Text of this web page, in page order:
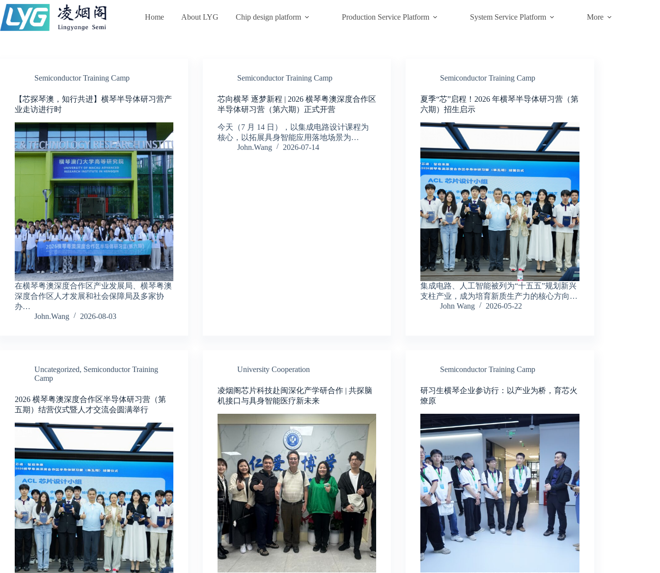
跳
过
内
Home About LYG Chip design platform Production Service Platform System Service Platform More
Semiconductor Training Camp
【芯探琴澳，知行共进】横琴半导体研习营产
业走访进行时
在横琴粤澳深度合作区产业发展局、横琴粤澳
深度合作区人才发展和社会保障局及多家协
办…
John.Wang
2026-08-03
Semiconductor Training Camp
芯向横琴 逐梦新程 | 2026 横琴粤澳深度合作区
半导体研习营（第六期）正式开营
今天（7 月 14 日），以集成电路设计课程为
核心，以拓展具身智能应用落地场景为…
John.Wang
2026-07-14
Semiconductor Training Camp
夏季“芯”启程！2026 年横琴半导体研习营（第
六期）招生启示
集成电路、人工智能被列为“十五五”规划新兴
支柱产业，成为培育新质生产力的核心方向…
John Wang
2026-05-22
Uncategorized, Semiconductor Training
Camp
2026 横琴粤澳深度合作区半导体研习营（第
五期）结营仪式暨人才交流会圆满举行
University Cooperation
凌烟阁芯片科技赴闽深化产学研合作 | 共探脑
机接口与具身智能医疗新未来
Semiconductor Training Camp
研习生横琴企业参访行：以产业为桥，育芯火
燎原